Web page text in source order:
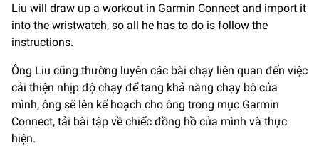
Liu will draw up a workout in Garmin Connect and import it
into the wristwatch, so all he has to do is follow the
instructions.
Ông Liu cũng thường luyên các bài chạy liên quan đến việc
cải thiện nhịp độ chạy để tang khả năng chạy bộ của
mình, ông sẽ lên kế hoạch cho ông trong mục Garmin
Connect, tải bài tập về chiếc đồng hồ của mình và thực
hiện.